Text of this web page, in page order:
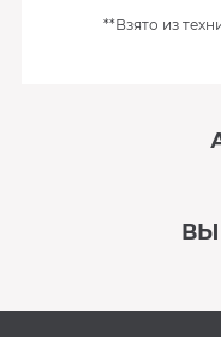
**Взято из
ВЫ